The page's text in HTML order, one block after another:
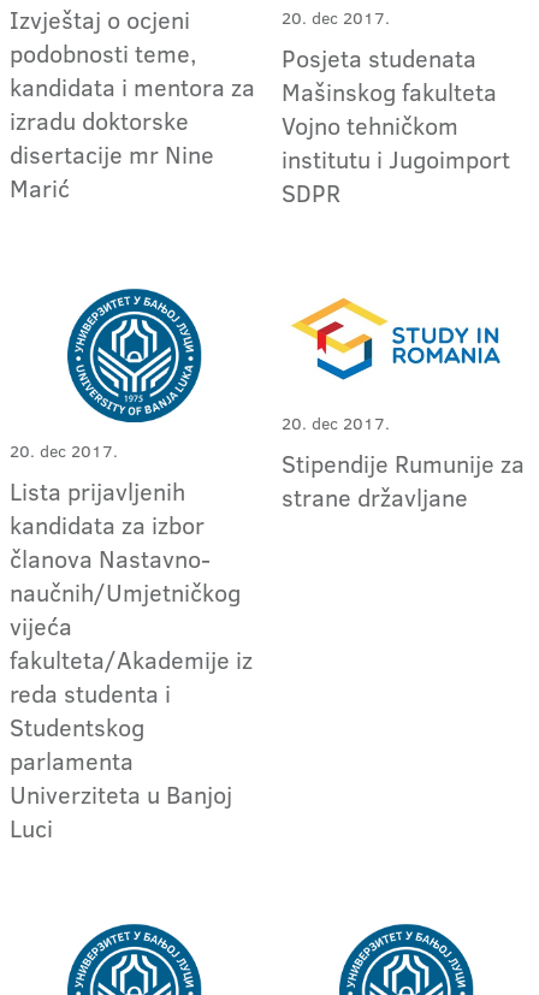
Izvještaj o ocjeni
podobnosti teme,
kandidata i mentora za
izradu doktorske
disertacije mr Nine
Marić
20. dec 2017.
Posjeta studenata
Mašinskog fakulteta
Vojno tehničkom
institutu i Jugoimport
SDPR
20. dec 2017.
Lista prijavljenih
kandidata za izbor
članova Nastavno-
naučnih/Umjetničkog
vijeća
fakulteta/Akademije iz
reda studenta i
Studentskog
parlamenta
Univerziteta u Banjoj
Luci
20. dec 2017.
Stipendije Rumunije za
strane državljane